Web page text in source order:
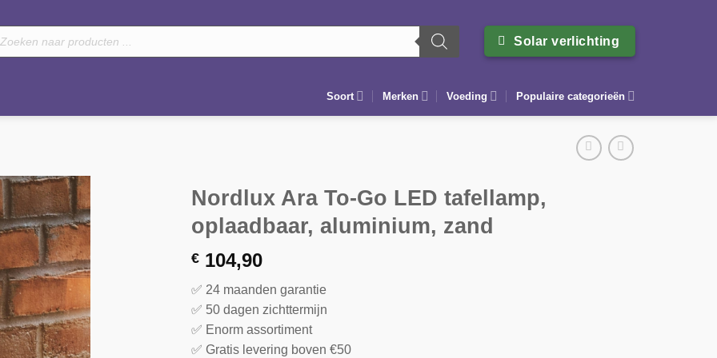
Solar verlichting
Soort Merken Voeding Populaire categorieën
Nordlux Ara To-Go LED tafellamp,
oplaadbaar, aluminium, zand
€ 104,90
✅ 24 maanden garantie
✅ 50 dagen zichttermijn
✅ Enorm assortiment
✅ Gratis levering boven €50